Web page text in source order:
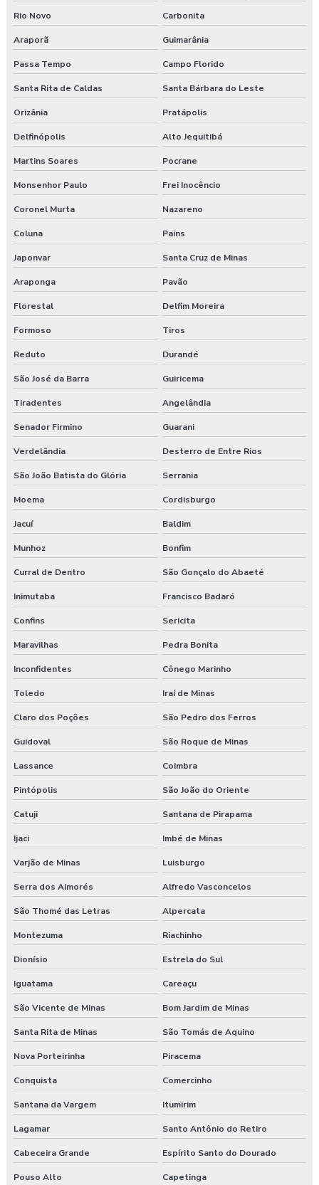
Rio Novo Carbonita
Araporã Guimarânia
Passa Tempo Campo Florido
Santa Rita de Caldas Santa Bárbara do Leste
Orizânia Pratápolis
Delfinópolis Alto Jequitibá
Martins Soares Pocrane
Monsenhor Paulo Frei Inocêncio
Coronel Murta Nazareno
Coluna Pains
Japonvar Santa Cruz de Minas
Araponga Pavão
Florestal Delfim Moreira
Formoso Tiros
Reduto Durandé
São José da Barra Guiricema
Tiradentes Angelândia
Senador Firmino Guarani
Verdelândia Desterro de Entre Rios
São João Batista do Glória Serrania
Moema Cordisburgo
Jacuí Baldim
Munhoz Bonfim
Curral de Dentro São Gonçalo do Abaeté
Inimutaba Francisco Badaró
Confins Sericita
Maravilhas Pedra Bonita
Inconfidentes Cônego Marinho
Toledo Iraí de Minas
Claro dos Poções São Pedro dos Ferros
Guidoval São Roque de Minas
Lassance Coimbra
Pintópolis São João do Oriente
Catuji Santana de Pirapama
Ijaci Imbé de Minas
Varjão de Minas Luisburgo
Serra dos Aimorés Alfredo Vasconcelos
São Thomé das Letras Alpercata
Montezuma Riachinho
Dionísio Estrela do Sul
Iguatama Careaçu
São Vicente de Minas Bom Jardim de Minas
Santa Rita de Minas São Tomás de Aquino
Nova Porteirinha Piracema
Conquista Comercinho
Santana da Vargem Itumirim
Lagamar Santo Antônio do Retiro
Cabeceira Grande Espírito Santo do Dourado
Pouso Alto Capetinga